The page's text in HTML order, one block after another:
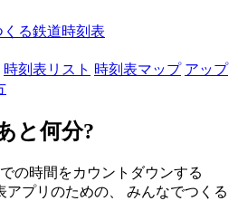
る鉄道時刻表
時刻表リスト 時刻表マップ アップ
と何分?
の時間をカウントダウンする
アプリのための、 みんなでつくる